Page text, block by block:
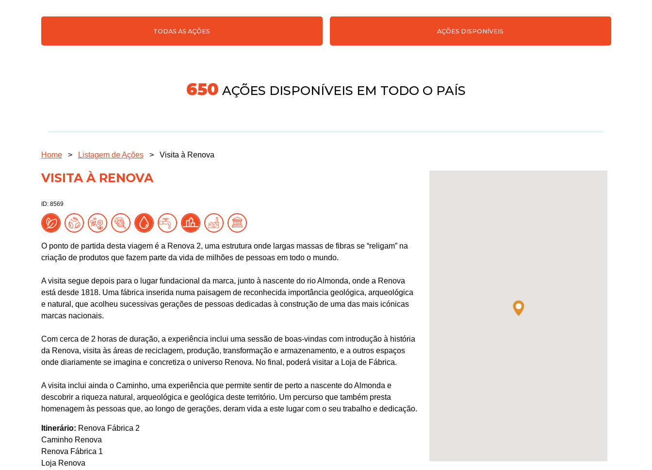
TODAS AS AÇÕES AÇÕES DISPONÍVEIS
718AÇÕES DISPONÍVEIS EM TODO O PAÍS
Home > Listagem de Ações > Visita à Renova
VISITA À RENOVA
ID: 8569
O ponto de partida desta viagem é a Renova 2, uma estrutura onde largas massas de fibras se “religam” na
criação de produtos que fazem parte da vida de milhões de pessoas em todo o mundo.
A visita segue depois para o lugar fundacional da marca, junto à nascente do rio Almonda, onde a Renova
está desde 1818. Uma fábrica inserida numa paisagem de reconhecida importância geológica, arqueológica
e natural, que acolheu sucessivas gerações de pessoas dedicadas à construção de uma das mais icónicas
marcas nacionais.
Com cerca de 2 horas de duração, a experiência inclui uma sessão de boas-vindas com introdução à história
da Renova, visita às áreas de reciclagem, produção, transformação e armazenamento, e a outros espaços
onde diariamente se imagina e concretiza o universo Renova. No final, poderá visitar a Loja de Fábrica.
A visita inclui ainda o Caminho, uma experiência que permite sentir de perto a nascente do Almonda e
descobrir a riqueza natural, arqueológica e geológica deste território. Um percurso que também presta
homenagem às pessoas que, ao longo de gerações, deram vida a este lugar com o seu trabalho e dedicação.
Itinerário: Renova Fábrica 2
Caminho Renova
Renova Fábrica 1
Loja Renova